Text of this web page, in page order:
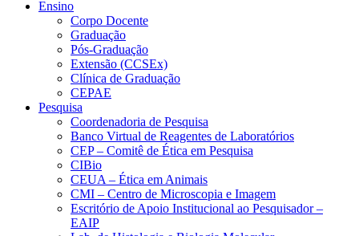
Ensino
Corpo Docente
Graduação
Pós-Graduação
Extensão (CCSEx)
Clínica de Graduação
CEPAE
Pesquisa
Coordenadoria de Pesquisa
Banco Virtual de Reagentes de Laboratórios
CEP – Comitê de Ética em Pesquisa
CIBio
CEUA – Ética em Animais
CMI – Centro de Microscopia e Imagem
Escritório de Apoio Institucional ao Pesquisador –
EAIP